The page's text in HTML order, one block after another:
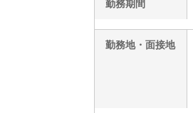
勤務期間
勤務地・面接地